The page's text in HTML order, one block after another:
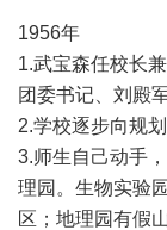
1956年
1.武宝森任校长
团委书记、刘殿
2.学校逐步向规
3.师生自己动手
理园。生物实验
区；地理园有假